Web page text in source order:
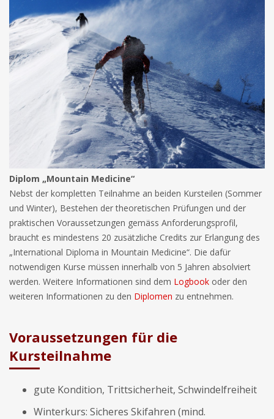
Diplom „Mountain Medicine“
Nebst der kompletten Teilnahme an beiden Kursteilen (Sommer
und Winter), Bestehen der theoretischen Prüfungen und der
praktischen Voraussetzungen gemäss Anforderungsprofil,
braucht es mindestens 20 zusätzliche Credits zur Erlangung des
„International Diploma in Mountain Medicine“. Die dafür
notwendigen Kurse müssen innerhalb von 5 Jahren absolviert
werden. Weitere Informationen sind dem Logbook oder den
weiteren Informationen zu den Diplomen zu entnehmen.
Voraussetzungen für die
Kursteilnahme
gute Kondition, Trittsicherheit, Schwindelfreiheit
Winterkurs: Sicheres Skifahren (mind.